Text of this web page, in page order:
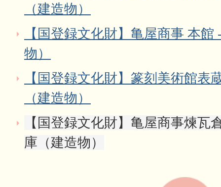
（建造物）
【国登録文化財】亀屋商事 本
物）
【国登録文化財】篆刻美術館表
（建造物）
【国登録文化財】亀屋商事煉瓦
庫（建造物）